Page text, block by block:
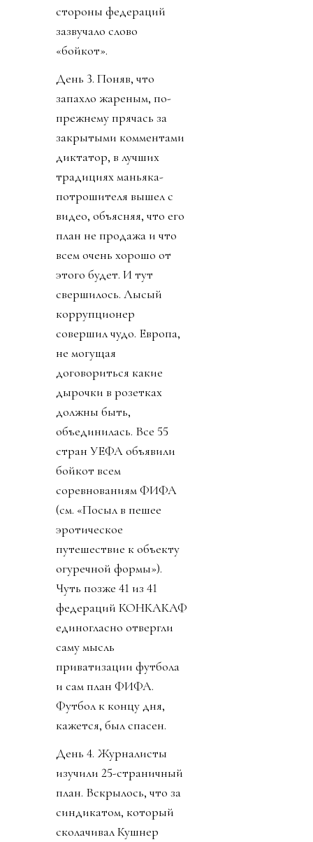
стороны федераций
зазвучало слово
«бойкот».
День 3. Поняв, что
запахло жареным, по-
прежнему прячась за
закрытыми комментами
диктатор, в лучших
традициях маньяка-
потрошителя вышел с
видео, объясняя, что его
план не продажа и что
всем очень хорошо от
этого будет. И тут
свершилось. Лысый
коррупционер
совершил чудо. Европа,
не могущая
договориться какие
дырочки в розетках
должны быть,
объединилась. Все 55
стран УЕФА объявили
бойкот всем
соревнованиям ФИФА
(см. «Посыл в пешее
эротическое
путешествие к объекту
огуречной формы»).
Чуть позже 41 из 41
федераций КОНКАКАФ
единогласно отвергли
саму мысль
приватизации футбола
и сам план ФИФА.
Футбол к концу дня,
кажется, был спасен.
День 4. Журналисты
изучили 25-страничный
план. Вскрылось, что за
синдикатом, который
сколачивал Кушнер